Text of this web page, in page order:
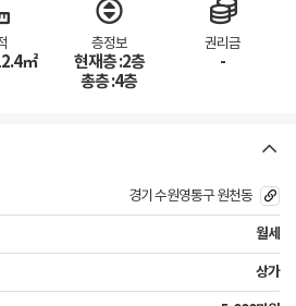
㎡
층정보
현재층 :2층
총층 :4층
권리금
-
경기 수원영통구 원천동
월세
상가